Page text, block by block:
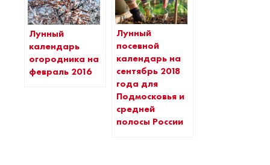
Лунный
календарь
огородника на
февраль 2016
Лунный
посевной
календарь на
сентябрь 2018
года для
Подмосковья и
средней
полосы России